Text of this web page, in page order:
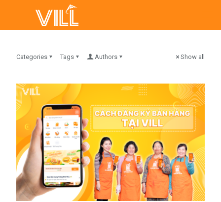
Categories Tags Authors Show all